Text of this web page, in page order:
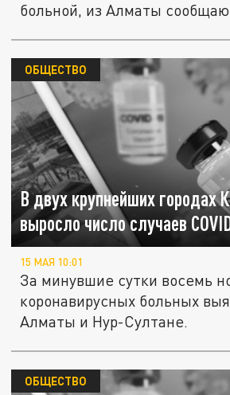
больной, из Алматы
В двух крупнейших городах
выросло число случаев
ОБЩЕСТВО
15 МАЯ 10:01
За минувшие сутки восемь
коронавирусных больных
Алматы и Нур-Султане.
ОБЩЕСТВО